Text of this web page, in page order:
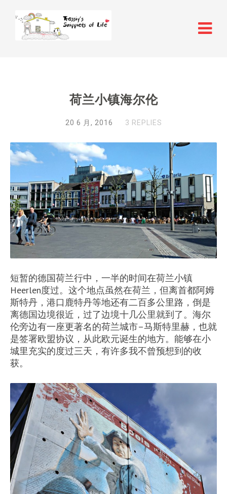
荷兰小镇海尔伦
20 6 月, 2016 3 REPLIES
短暂的德国荷兰行中，一半的时间在荷兰小镇
Heerlen度过。这个地点虽然在荷兰，但离首都阿姆
斯特丹，港口鹿特丹等地还有二百多公里路，倒是
离德国边境很近，过了边境十几公里就到了。海尔
伦旁边有一座更著名的荷兰城市–马斯特里赫，也就
是签署欧盟协议，从此欧元诞生的地方。能够在小
城里充实的度过三天，有许多我不曾预想到的收
获。